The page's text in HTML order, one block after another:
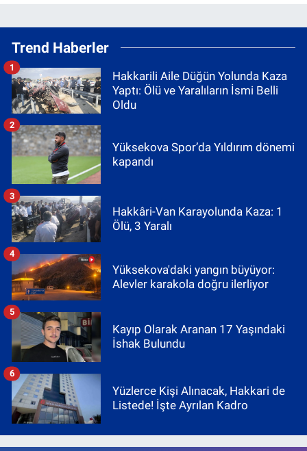
Trend Haberler
Hakkarili Aile Düğün Yolunda Kaza
Yaptı: Ölü ve Yaralıların İsmi Belli
Oldu
1
Yüksekova Spor’da Yıldırım dönemi
kapandı
2
Hakkâri-Van Karayolunda Kaza: 1
Ölü, 3 Yaralı
3
Yüksekova'daki yangın büyüyor:
Alevler karakola doğru ilerliyor
4
Kayıp Olarak Aranan 17 Yaşındaki
İshak Bulundu
5
Yüzlerce Kişi Alınacak, Hakkari de
Listede! İşte Ayrılan Kadro
6